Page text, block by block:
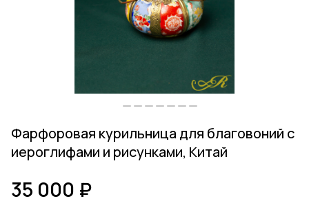
Фарфоровая курильница для благовоний с
иероглифами и рисунками, Китай
35 000 ₽